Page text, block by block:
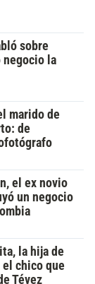
sobre
negocio la
marido de
de
el ex novio
un negocio
la hija de
chico que
Tévez